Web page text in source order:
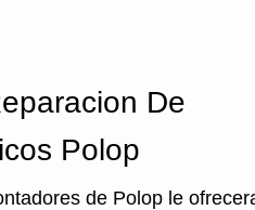
De
Polop
de Polop le